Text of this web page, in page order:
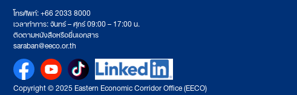
โทรศัพท์: +66 2033 8000
เวลาทำการ: จันทร์ – ศุกร์ 09:00 – 17:00 น.
ติดตามหนังสือหรือยื่นเอกสาร
saraban@eeco.or.th
Copyright © 2025 Eastern Economic Corridor Office (EECO)